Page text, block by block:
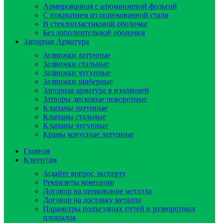
Армированная с алюминиевой фольгой
C покрытием из оцинкованной стали
В стеклопластиковой оболочке
Без дополнительной оболочки
Запорная Арматура
Задвижки латунные
Задвижки стальные
Задвижки чугунные
Задвижки шиберные
Запорная арматура в изоляцией
Затворы дисковые поворотные
Клапаны латунные
Клапаны стальные
Клапаны чугунные
Краны конусные латунные
Главная
Клиентам
Задайте вопрос эксперту
Реквизиты компании
Договор на цинкование металла
Договор на доставку металла
Параметры подъездных путей и разворотных
площадок